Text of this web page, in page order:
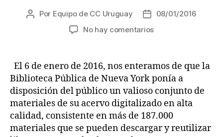
Autor
Por Equipo de CC Uruguay
Fecha08/01/2016
No hay comentariosen
lazos
la
comunidad:
estimular
la
reutilización
El 6 de enero de 2016, nos enteramos de que la
Biblioteca Pública de Nueva York ponía a
disposición del público un valioso conjunto de
materiales de su acervo digitalizado en alta
calidad, consistente en más de 187.000
materiales que se pueden descargar y reutilizar